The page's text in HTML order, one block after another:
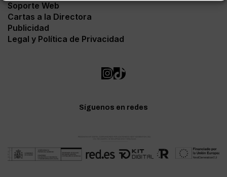
Soporte Web
Cartas a la Directora
Publicidad
Legal y Política de Privacidad
Síguenos en redes